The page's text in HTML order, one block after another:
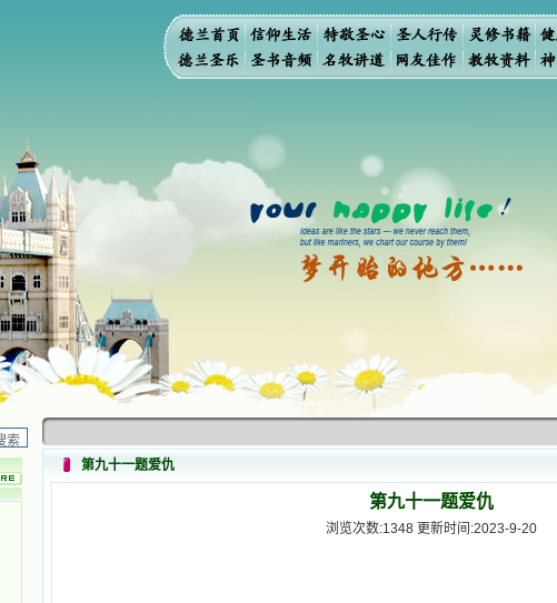
第九十一题爱仇
第九十一题爱仇
浏览次数:1348 更新时间:2023-9-20